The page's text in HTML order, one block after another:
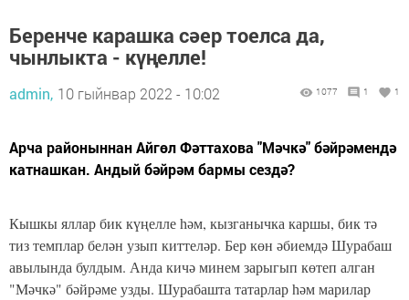
Беренче карашка сәер тоелса да,
чынлыкта - күңелле!
admin, 10 гыйнвар 2022 - 10:02 1077 1 1
Арча районыннан Айгөл Фәттахова "Мәчкә" бәйрәмендә
катнашкан. Андый бәйрәм бармы сездә?
Кышкы яллар бик күңелле һәм, кызганычка каршы, бик тә
тиз темплар белән узып киттеләр. Бер көн әбиемдә Шурабаш
авылында булдым. Анда кичә минем зарыгып көтеп алган
"Мәчкә" бәйрәме узды. Шурабашта татарлар һәм марилар